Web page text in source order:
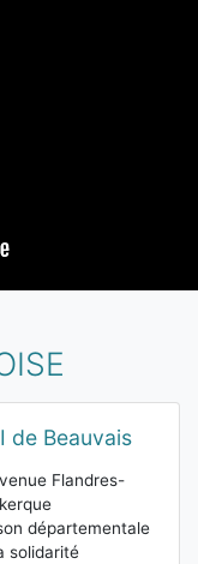
de Beauvais
Flandres-
départementale
solidarité